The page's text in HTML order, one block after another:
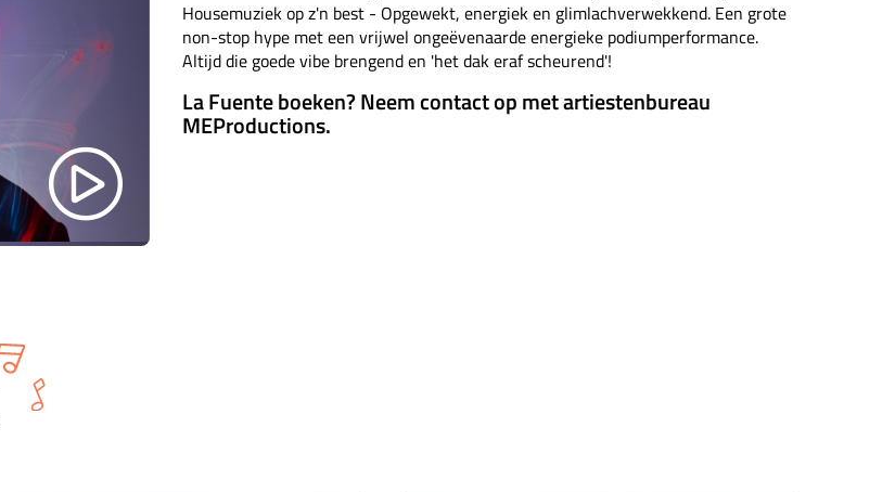
Housemuziek op z'n best - Opgewekt, energiek en glimlachverwekkend. Een grote
non-stop hype met een vrijwel ongeëvenaarde energieke podiumperformance.
Altijd die goede vibe brengend en 'het dak eraf scheurend'!
La Fuente boeken? Neem contact op met artiestenbureau
MEProductions.